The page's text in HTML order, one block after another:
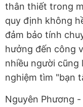
thân thiết trong
quy định không
đảm bảo tính
hưởng đến công
nhiều người cũng
nghiệm tìm "bạn
Nguyên Phương